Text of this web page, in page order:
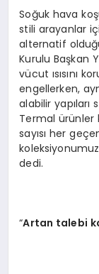
Soğuk hava
stili arayanlar
alternatif
Kurulu Başkan
vücut ısısını
engellerken,
alabilir yapıları
Termal ürünler
sayısı her
dedi.
“Artan talebi